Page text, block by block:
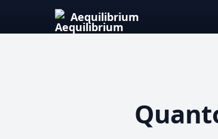
Aequilibrium